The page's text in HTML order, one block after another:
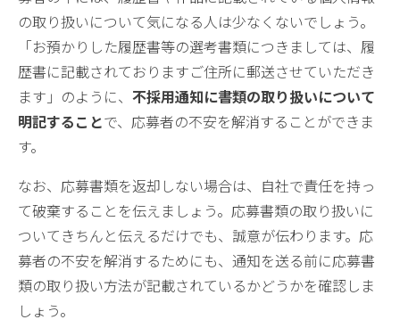
の取り扱いについて気になる人は少なくないでしょう。
「お預かりした履歴書等の選考書類につきましては、履
歴書に記載されておりますご住所に郵送させていただき
ます」のように、 不採用通知に書類の取り扱いについて
明記することで、応募者の不安を解消することができま
す。
なお、応募書類を返却しない場合は、自社で責任を持っ
て破棄することを伝えましょう。応募書類の取り扱いに
ついてきちんと伝えるだけでも、誠意が伝わります。応
募者の不安を解消するためにも、通知を送る前に応募書
類の取り扱い方法が記載されているかどうかを確認しま
しょう。